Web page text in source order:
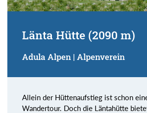
Länta Hütte (2090 m)
Adula Alpen | Alpenverein
Allein der Hüttenaufstieg ist schon
Wandertour. Doch die Läntahütte